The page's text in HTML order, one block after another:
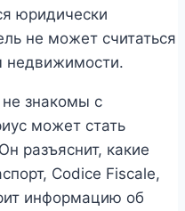
юридически
не может считаться
недвижимости.
знакомы с
может стать
разъяснит, какие
Codice Fiscale,
информацию об